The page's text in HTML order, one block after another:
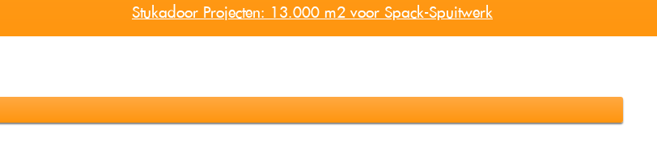
Stukadoor Projecten: 13.000 m2 voor Spack-Spuitwerk